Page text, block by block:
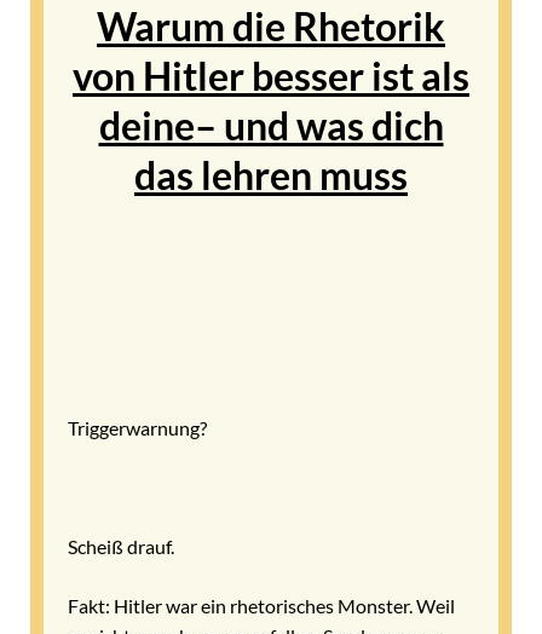
Warum die Rhetorik
von Hitler besser ist als
deine– und was dich
das lehren muss
Triggerwarnung?
Scheiß drauf.
Fakt: Hitler war ein rhetorisches Monster. Weil